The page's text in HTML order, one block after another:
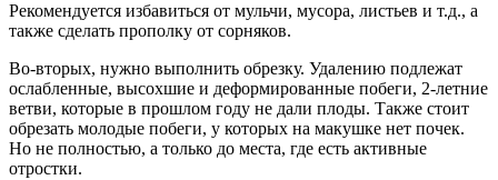
Рекомендуется избавиться от мульчи, мусора, листьев и т.д., а
также сделать прополку от сорняков.
Во-вторых, нужно выполнить обрезку. Удалению подлежат
ослабленные, высохшие и деформированные побеги, 2-летние
ветви, которые в прошлом году не дали плоды. Также стоит
обрезать молодые побеги, у которых на макушке нет почек.
Но не полностью, а только до места, где есть активные
отростки.